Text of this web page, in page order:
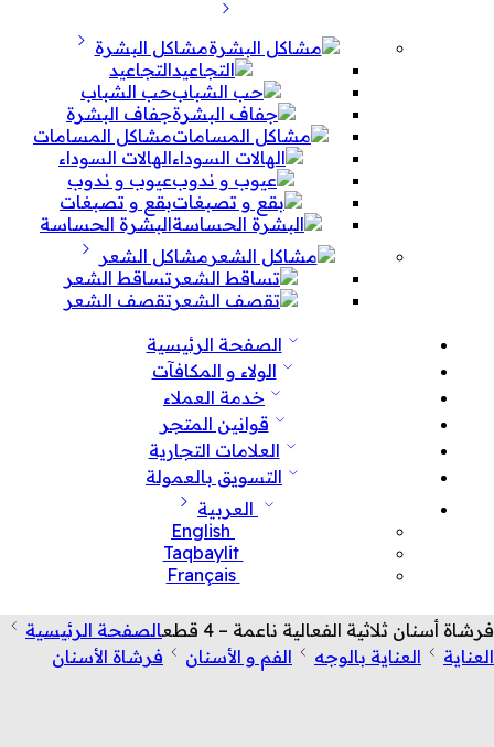
مشاكل البشرة
التجاعيد
حب الشباب
جفاف البشرة
مشاكل المسامات
الهالات السوداء
عيوب و ندوب
بقع و تصبغات
البشرة الحساسة
مشاكل الشعر
تساقط الشعر
تقصف الشعر
الصفحة الرئيسية
الولاء و المكافآت
خدمة العملاء
قوانين المتجر
العلامات التجارية
التسويق بالعمولة
العربية
English
Taqbaylit
Français
فرشاة أسنان ثلاثية الفعالية ناعمة – 4 قطع
الصفحة الرئيسية
العناية
العناية بالوجه الفم و الأسنان فرشاة الأسنان